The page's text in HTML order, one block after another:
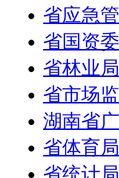
省应急
省国资委
省林业局
省市场
湖南省
省体育局